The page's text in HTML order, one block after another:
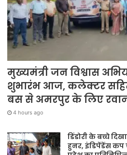
मुख्यमंत्री जन विश्वास
शुभारंभ आज, कलेक्टर सहित
बस से अमरपुर के लिए
4 hours ago
डिंडोरी के बच्चे
हुनर, इंडिपेंडेंस